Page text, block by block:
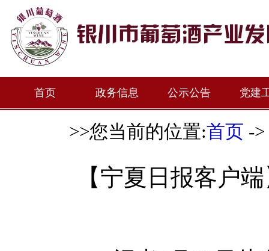
首页 政务信息 公示公告 党建
>>您当前的位置:首页 ->
【宁夏日报客户